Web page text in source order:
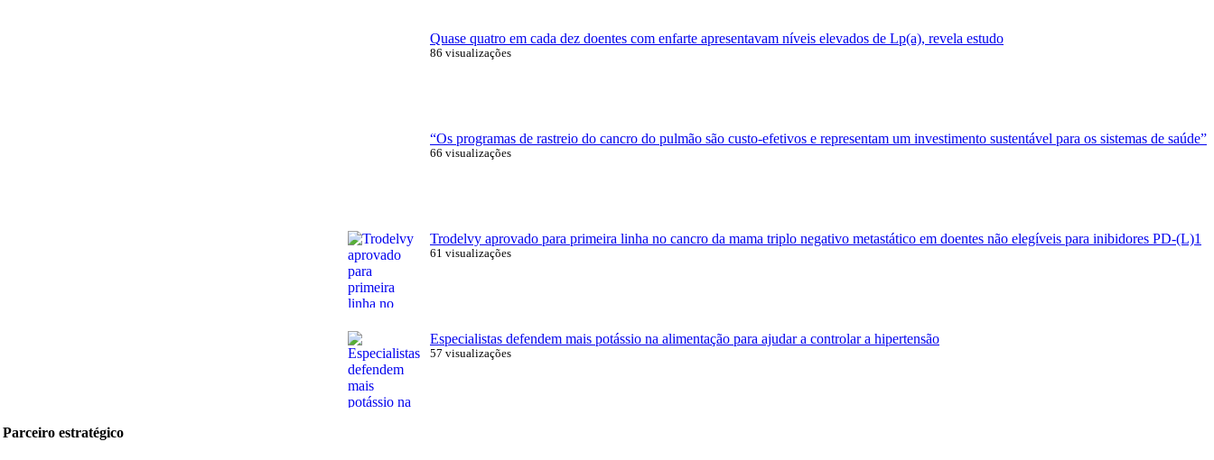
Quase quatro em cada dez doentes com enfarte apresentavam níveis elevados de Lp(a), revela estudo
86 visualizações
“Os programas de rastreio do cancro do pulmão são custo-efetivos e representam um investimento sustentável para os sistemas de saúde”
66 visualizações
Trodelvy aprovado para primeira linha no cancro da mama triplo negativo metastático em doentes não elegíveis para inibidores PD-(L)1
61 visualizações
Especialistas defendem mais potássio na alimentação para ajudar a controlar a hipertensão
57 visualizações
Parceiro estratégico